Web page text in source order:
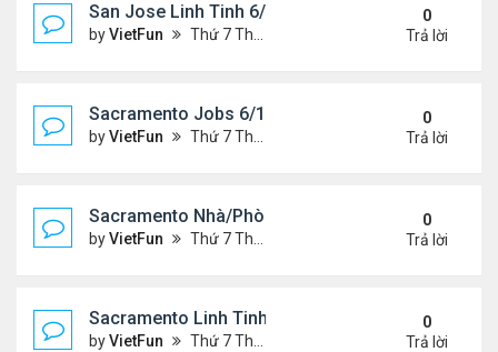
San Jose Linh Tinh 6/11/21 - 6/18/21
byVietFun Thứ 7 Tháng 6 12, 2021 10:24 am
0
Trả lời
Sacramento Jobs 6/11/21- 6/18/21
byVietFun Thứ 7 Tháng 6 12, 2021 10:19 am
0
Trả lời
Sacramento Nhà/Phòng 6/11/21- 6/18/21
byVietFun Thứ 7 Tháng 6 12, 2021 10:17 am
0
Trả lời
Sacramento Linh Tinh 6/11/21- 6/18/21
byVietFun Thứ 7 Tháng 6 12, 2021 10:15 am
0
Trả lời